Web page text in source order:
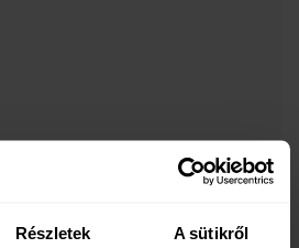
Részletek A sütikről